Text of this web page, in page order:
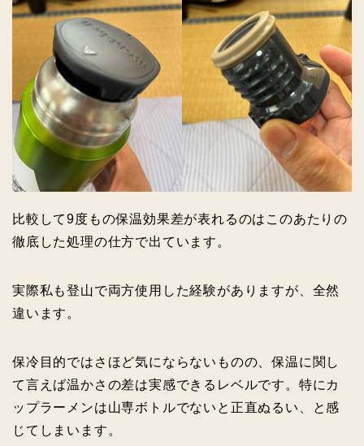
比較して9度もの保温効果差が表れるのはこのあたりの
徹底した処理の仕方で出ています。
実際私も登山で両方使用した経験がありますが、全然
違います。
保冷目的ではさほど気にならないものの、保温に関し
て言えば温かさの差は実感できるレベルです。特にカ
ップラーメンは山専ボトルでないと正直ぬるい、と感
じてしまいます。